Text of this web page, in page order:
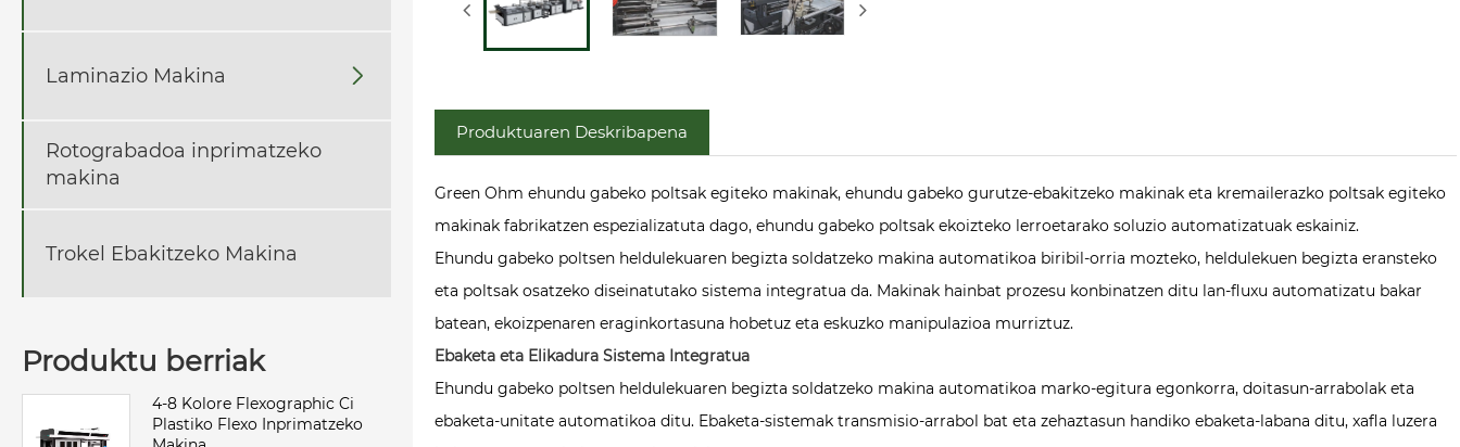
Laminazio Makina 
Rotograbadoa inprimatzeko
makina
Trokel Ebakitzeko Makina
Produktu berriak
4-8 Kolore Flexographic Ci
Plastiko Flexo Inprimatzeko
Produktuaren Deskribapena
Green Ohm ehundu gabeko poltsak egiteko makinak, ehundu gabeko gurutze-ebakitzeko makinak eta kremailerazko poltsak egiteko
makinak fabrikatzen espezializatuta dago, ehundu gabeko poltsak ekoizteko lerroetarako soluzio automatizatuak eskainiz.
Ehundu gabeko poltsen heldulekuaren begizta soldatzeko makina automatikoa biribil-orria mozteko, heldulekuen begizta eransteko
eta poltsak osatzeko diseinatutako sistema integratua da. Makinak hainbat prozesu konbinatzen ditu lan-fluxu automatizatu bakar
batean, ekoizpenaren eraginkortasuna hobetuz eta eskuzko manipulazioa murriztuz.
Ebaketa eta Elikadura Sistema Integratua
Ehundu gabeko poltsen heldulekuaren begizta soldatzeko makina automatikoa marko-egitura egonkorra, doitasun-arrabolak eta
ebaketa-unitate automatikoa ditu. Ebaketa-sistemak transmisio-arrabol bat eta zehaztasun handiko ebaketa-labana ditu, xafla luzera